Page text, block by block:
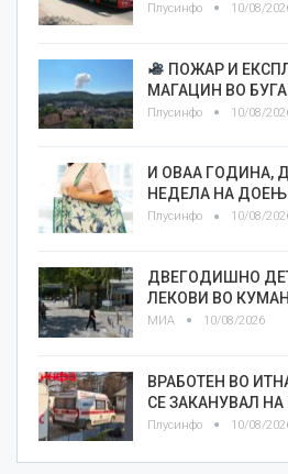
Плусинфо 10/08/
ПОЖАР И
МАГАЦИН ВО
Плусинфо 10/08/
И ОВАА ГОДИНА,
НЕДЕЛА НА
Плусинфо 10/08/
ДВЕГОДИШНО
ЛЕКОВИ ВО
МИА 10/08/2026
ВРАБОТЕН ВО
СЕ ЗАКАНУВАЛ
Плусинфо 10/08/